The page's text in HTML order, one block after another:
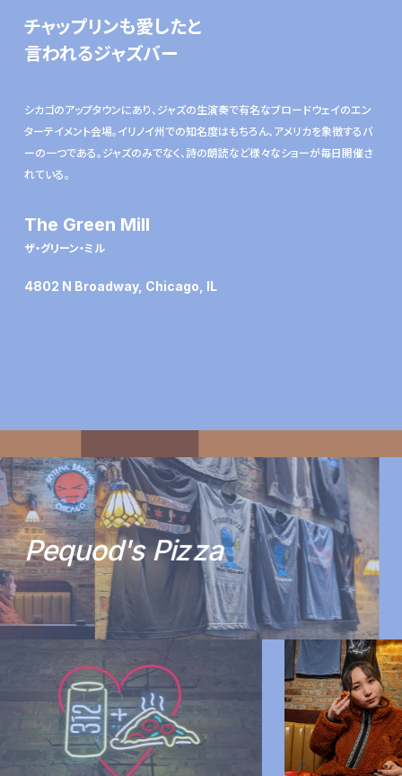
チャップリンも愛したと
言われるジャズバー
シカゴのアップタウンにあり、ジャズの生演奏で有名なブロードウェイのエン
ターテイメント会場。イリノイ州での知名度はもちろん、アメリカを象徴するバ
ーの一つである。ジャズのみでなく、詩の朗読など様々なショーが毎日開催さ
れている。
The Green Mill
ザ・グリーン・ミル
4802 N Broadway, Chicago, IL
Pequod'sPizza